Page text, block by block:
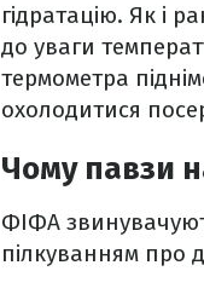
гідратацію. Як і
до уваги
термометра
охолодитися
Чому павзи
ФІФА
пілкуванням про